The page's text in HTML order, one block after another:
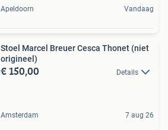
Apeldoorn Vandaag
Stoel Marcel Breuer Cesca Thonet (niet
origineel)
€ 150,00 Details
Amsterdam 7 aug 26